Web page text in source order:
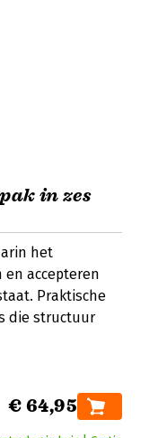
in zes
het
accepteren
Praktische
die structuur
€ 64,95